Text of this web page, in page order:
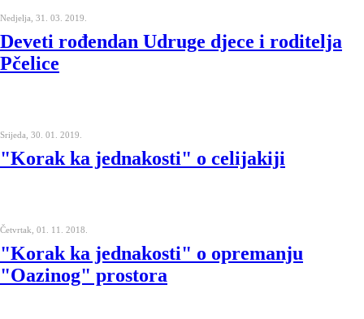
Nedjelja, 31. 03. 2019.
Deveti rođendan Udruge djece i roditelja
Pčelice
Srijeda, 30. 01. 2019.
"Korak ka jednakosti" o celijakiji
Četvrtak, 01. 11. 2018.
"Korak ka jednakosti" o opremanju
"Oazinog" prostora